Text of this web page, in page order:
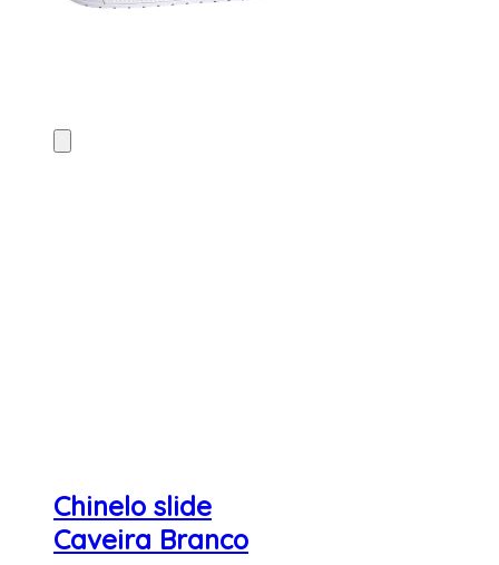
Chinelo slide
Caveira Branco